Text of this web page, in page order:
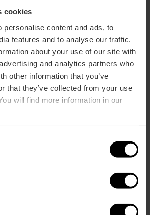
cookies
personalise content and ads, to
features and to analyse our traffic.
about your use of our site with
and analytics partners who
other information that you’ve
that they’ve collected from your use
will find more information in our
di pomeriggio alle Fallas